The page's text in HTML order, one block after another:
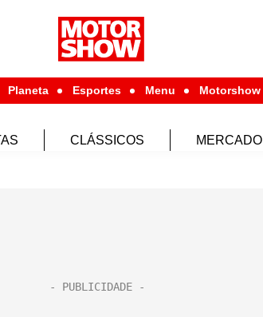
Planeta Esportes Menu Motorshow
CLÁSSICOS MERCADO